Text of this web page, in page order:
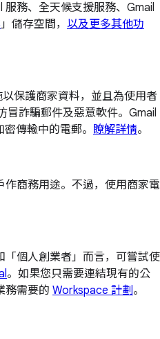
務、全天候支援服務、Gmail
」儲存空間， 以及更多其他功
保護商家資料，並且為使用者
冒詐騙郵件及惡意軟件。Gmail
傳輸中的電郵。 瞭解詳情。
作商務用途。不過，使用商家電
個人創業者」而言，可嘗試使
。如果您只需要連結現有的公
務需要的 Workspace 計劃。